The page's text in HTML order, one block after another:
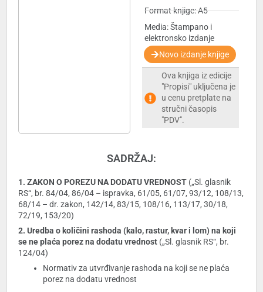
Format knjige: A5
Media: Štampano i
elektronsko izdanje
Novo izdanje knjige
Ova knjiga iz edicije
"Propisi" uključena je
u cenu pretplate na
stručni časopis
"PDV".
SADRŽAJ:
1. ZAKON O POREZU NA DODATU VREDNOST („Sl. glasnik
RS“, br. 84/04, 86/04 – ispravka, 61/05, 61/07, 93/12, 108/13,
68/14 – dr. zakon, 142/14, 83/15, 108/16, 113/17, 30/18,
72/19, 153/20)
2. Uredba o količini rashoda (kalo, rastur, kvar i lom) na koji
se ne plaća porez na dodatu vrednost („Sl. glasnik RS“, br.
124/04)
Normativ za utvrđivanje rashoda na koji se ne plaća
porez na dodatu vrednost